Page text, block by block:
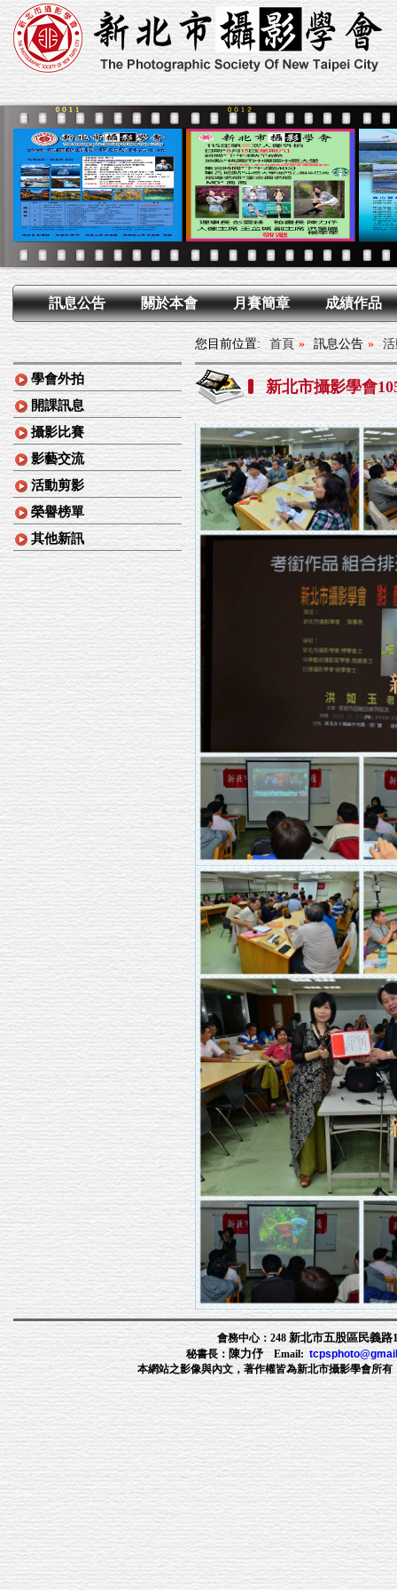
訊息公告 關於本會 月賽簡章 成績作品
學會外拍
開課訊息
攝影比賽
影藝交流
活動剪影
榮譽榜單
其他新訊
您目前位置: 首頁 » 訊息公告 »
新北市攝影學會
會務中心：248新北市五股區民義路
秘書長： 陳力伃Email:
本網站之影像與內文，著作權皆為新北市攝影學會所